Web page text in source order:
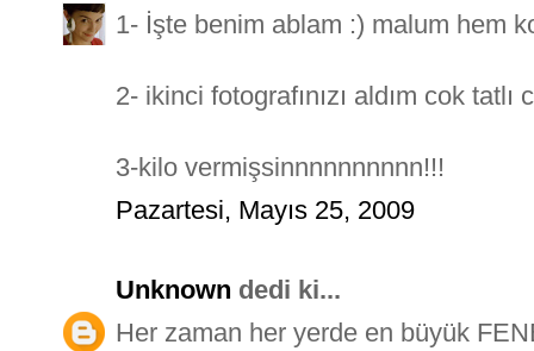
1- İşte benim ablam :) malum hem
2- ikinci fotografınızı aldım cok tatlı
3-kilo vermişsinnnnnnnnnn!!!
Pazartesi, Mayıs 25, 2009
Unknown dedi ki...
Her zaman her yerde en büyük